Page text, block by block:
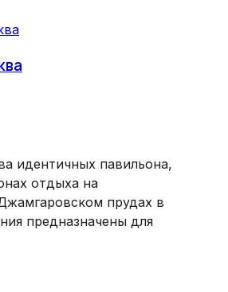
идентичных павильона,
отдыха на
прудах в
предназначены для